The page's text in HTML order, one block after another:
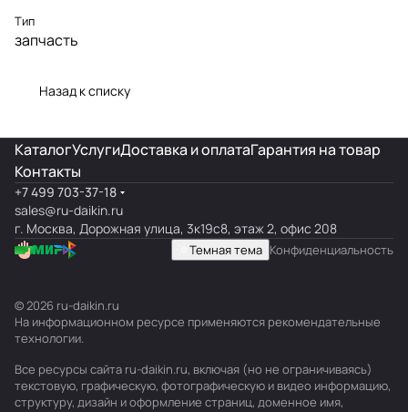
Тип
запчасть
Назад к списку
КаталогУслугиДоставка и оплатаГарантия на товар
Контакты
+7 499 703-37-18
sales@ru-daikin.ru
г. Москва, Дорожная улица, 3к19с8, этаж 2, офис 208
Темная тема Конфиденциальность
© 2026 ru-daikin.ru
На информационном ресурсе применяются рекомендательные
технологии.
Все ресурсы сайта ru-daikin.ru, включая (но не ограничиваясь)
текстовую, графическую, фотографическую и видео информацию,
структуру, дизайн и оформление страниц, доменное имя,